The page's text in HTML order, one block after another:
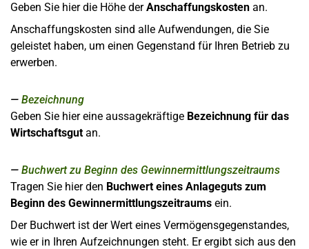
Geben Sie hier die Höhe derAnschaffungskosten an.
Anschaffungskosten sind alle Aufwendungen, die Sie
geleistet haben, um einen Gegenstand für Ihren Betrieb zu
erwerben.
Bezeichnung
Geben Sie hier eine aussagekräftige Bezeichnung für das
Wirtschaftsgutan.
Buchwert zu Beginn des Gewinnermittlungszeitraums
Tragen Sie hier den Buchwert eines Anlageguts zum
Beginn des Gewinnermittlungszeitraums ein.
Der Buchwert ist der Wert eines Vermögensgegenstandes,
wie er in Ihren Aufzeichnungen steht. Er ergibt sich aus den